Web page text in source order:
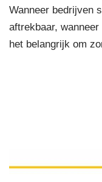
Wanneer bedrijven
aftrekbaar,
het belangrijk om